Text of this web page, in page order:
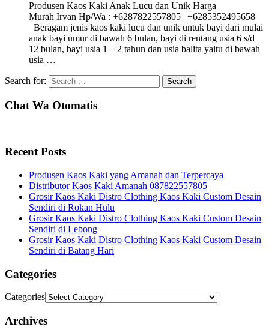
Produsen Kaos Kaki Anak Lucu dan Unik Harga
Murah Irvan Hp/Wa : +6287822557805 | +6285352495658
Beragam jenis kaos kaki lucu dan unik untuk bayi dari mulai
anak bayi umur di bawah 6 bulan, bayi di rentang usia 6 s/d
12 bulan, bayi usia 1 – 2 tahun dan usia balita yaitu di bawah
usia …
Search for:
Chat Wa Otomatis
Recent Posts
Produsen Kaos Kaki yang Amanah dan Terpercaya
Distributor Kaos Kaki Amanah 087822557805
Grosir Kaos Kaki Distro Clothing Kaos Kaki Custom Desain
Sendiri di Rokan Hulu
Grosir Kaos Kaki Distro Clothing Kaos Kaki Custom Desain
Sendiri di Lebong
Grosir Kaos Kaki Distro Clothing Kaos Kaki Custom Desain
Sendiri di Batang Hari
Categories
Categories
Archives